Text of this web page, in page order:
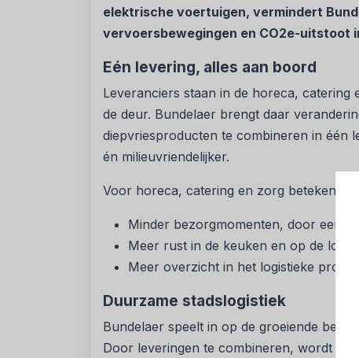
elektrische voertuigen, vermindert
vervoersbewegingen en CO2e-uitstoot
Eén levering, alles aan boord
Leveranciers staan in de horeca,
de deur. Bundelaer brengt daar
diepvriesproducten te combineren in één
én milieuvriendelijker.
Voor horeca, catering en zorg betekent dat:
Minder bezorgmomenten, door een
Meer rust in de keuken en op de locatie
Meer overzicht in het logistieke proces
Duurzame stadslogistiek
Bundelaer speelt in op de groeiende
Door leveringen te combineren, wordt het